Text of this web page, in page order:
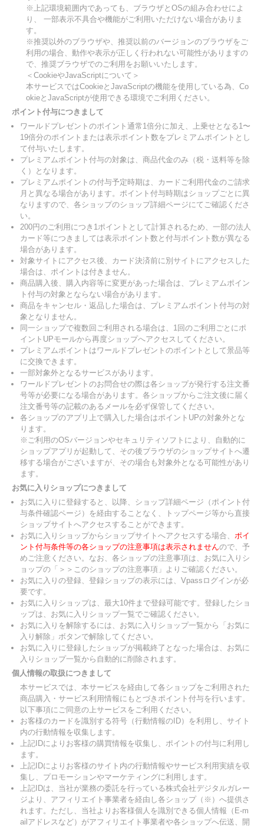
※上記環境範囲内であっても、ブラウザとOSの組み合わせによ
り、 一部表示不具合や機能がご利用いただけない場合がありま
す。
※推奨以外のブラウザや、推奨以前のバージョンのブラウザをご
利用の場合、動作や表示が正しく行われない可能性がありますの
で、推奨ブラウザでのご利用をお願いいたします。
＜CookieやJavaScriptについて＞
本サービスではCookieとJavaScriptの機能を使用している為、Co
okieとJavaScriptが使用できる環境でご利用ください。
ポイント付与につきまして
ワールドプレゼントのポイント通常1倍分に加え、上乗せとなる1〜
19倍分のポイントまたは表示ポイント数をプレミアムポイントとし
て付与いたします。
プレミアムポイント付与の対象は、商品代金のみ（税・送料等を除
く）となります。
プレミアムポイントの付与予定時期は、カードご利用代金のご請求
月と異なる場合があります。ポイント付与時期はショップごとに異
なりますので、各ショップのショップ詳細ページにてご確認くださ
い。
200円のご利用につき1ポイントとして計算されるため、一部の法人
カード等につきましては表示ポイント数と付与ポイント数が異なる
場合があります。
対象サイトにアクセス後、カード決済前に別サイトにアクセスした
場合は、ポイントは付きません。
商品購入後、購入内容等に変更があった場合は、プレミアムポイン
ト付与の対象とならない場合があります。
商品をキャンセル・返品した場合は、プレミアムポイント付与の対
象となりません。
同一ショップで複数回ご利用される場合は、1回のご利用ごとにポ
イントUPモールから再度ショップへアクセスしてください。
プレミアムポイントはワールドプレゼントのポイントとして景品等
に交換できます。
一部対象外となるサービスがあります。
ワールドプレゼントのお問合せの際は各ショップが発行する注文番
号等が必要になる場合があります。各ショップからご注文後に届く
注文番号等の記載のあるメールを必ず保管してください。
各ショップのアプリ上で購入した場合はポイントUPの対象外とな
ります。
※ご利用のOSバージョンやセキュリティソフトにより、自動的に
ショップアプリが起動して、その後ブラウザのショップサイトへ遷
移する場合がございますが、その場合も対象外となる可能性があり
ます。
お気に入りショップにつきまして
お気に入りに登録すると、以降、ショップ詳細ページ（ポイント付
与条件確認ページ）を経由することなく、トップページ等から直接
ショップサイトへアクセスすることができます。
お気に入りショップからショップサイトへアクセスする場合、 ポイ
ント付与条件等の各ショップの注意事項は表示されませんので、予
めご注意ください。なお、各ショップの注意事項は、お気に入りシ
ョップの「＞＞このショップの注意事項」よりご確認ください。
お気に入りの登録、登録ショップの表示には、Vpassログインが必
要です。
お気に入りショップは、最大10件まで登録可能です。登録したショ
ップは、お気に入りショップ一覧でご確認ください。
お気に入りを解除するには、お気に入りショップ一覧から「お気に
入り解除」ボタンで解除してください。
お気に入りに登録したショップが掲載終了となった場合は、お気に
入りショップ一覧から自動的に削除されます。
個人情報の取扱につきまして
本サービスでは、本サービスを経由して各ショップをご利用された
商品購入・サービス利用情報にもとづきポイント付与を行います。
以下事項にご同意の上サービスをご利用ください。
お客様のカードを識別する符号（行動情報のID）を利用し、サイト
内の行動情報を収集します。
上記IDによりお客様の購買情報を収集し、ポイントの付与に利用し
ます。
上記IDによりお客様のサイト内の行動情報やサービス利用実績を収
集し、プロモーションやマーケティングに利用します。
上記IDは、当社が業務の委託を行っている株式会社デジタルガレー
ジより、アフィリエイト事業者を経由し各ショップ（※）へ提供さ
れます。ただし、当社よりお客様個人を識別できる個人情報（E-m
ailアドレスなど）がアフィリエイト事業者や各ショップへ伝送、開